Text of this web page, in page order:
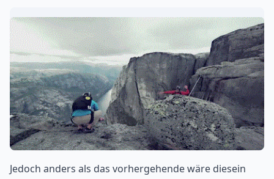
Jedoch anders als das vorhergehende wäre diesein